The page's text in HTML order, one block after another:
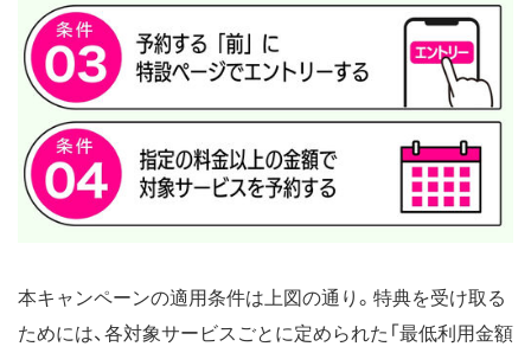
本キャンペーンの適用条件は上図の通り。特典を受け取る
ためには、各対象サービスごとに定められた「最低利用金額